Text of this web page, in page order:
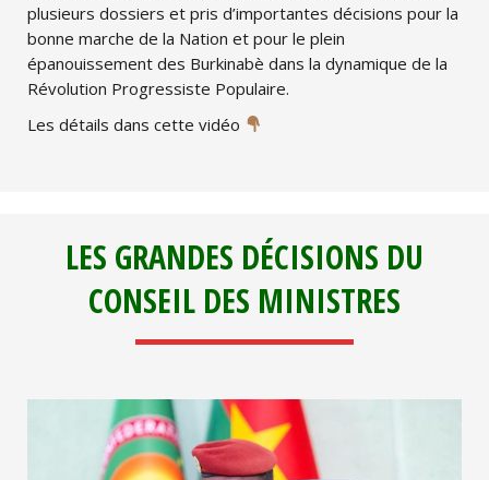
plusieurs dossiers et pris d’importantes décisions pour la
bonne marche de la Nation et pour le plein
épanouissement des Burkinabè dans la dynamique de la
Révolution Progressiste Populaire.
Les détails dans cette vidéo
LES GRANDES DÉCISIONS DU
CONSEIL DES MINISTRES